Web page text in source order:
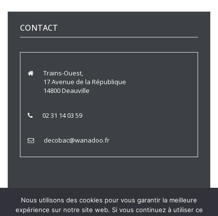
CONTACT
Trains-Ouest,
17 Avenue de la République
14800 Deauville
02 31 14 03 59
decobac@wanadoo.fr
Trains Ouest © 2021 |Politique de Confidentialité| Mentions
Nous utilisons des cookies pour vous garantir la meilleure
expérience sur notre site web. Si vous continuez à utiliser ce